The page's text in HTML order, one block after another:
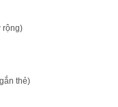
rộng)
thẻ)